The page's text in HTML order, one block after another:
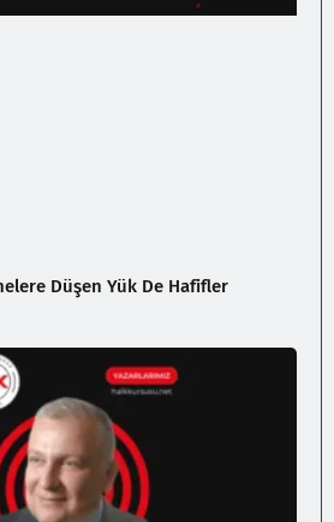
Düşen Yük De Hafifler